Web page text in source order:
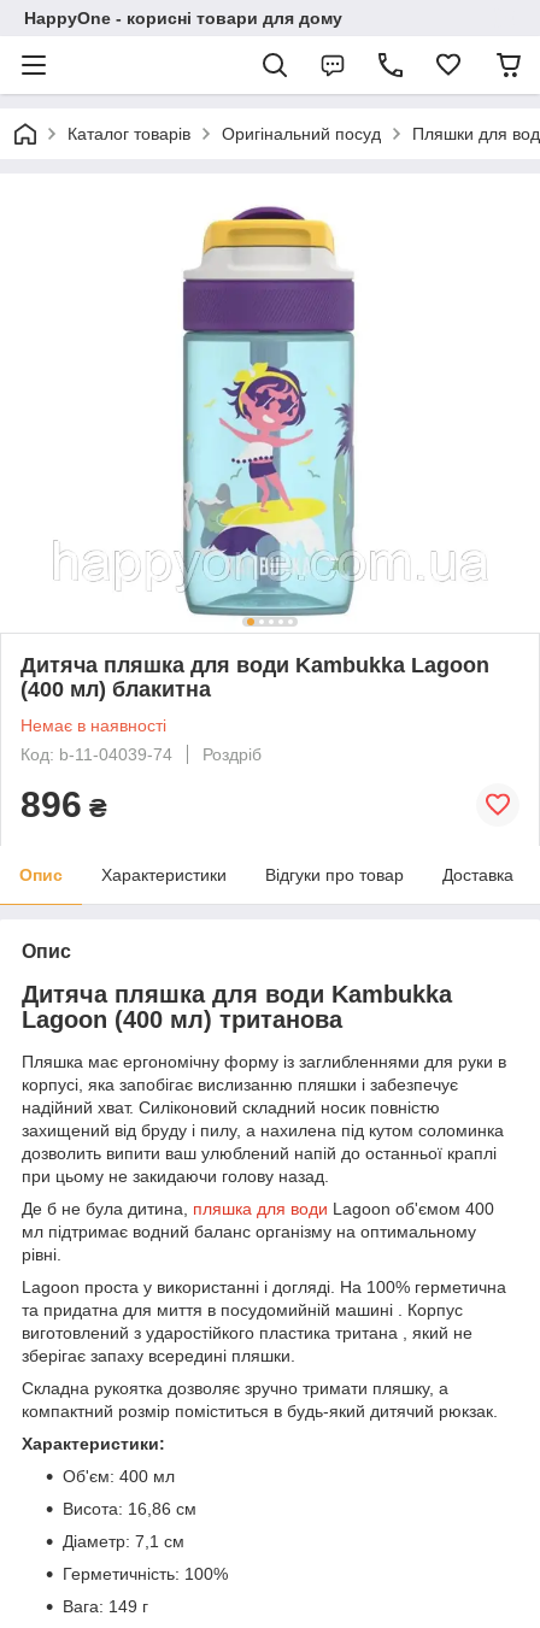
HappyOne - корисні товари для дому
Каталог товарів Оригінальний посуд Пляшки для
Дитяча пляшка для води Kambukka Lagoon
(400 мл) блакитна
Немає в наявності
Код: b-11-04039-74
Роздріб
896 ₴
Опис Характеристики Відгуки про товар Доставка
Опис
Дитяча пляшка для води Kambukka
Lagoon (400 мл) тританова
Пляшка має ергономічну форму із заглибленнями для руки в
корпусі, яка запобігає вислизанню пляшки і забезпечує
надійний хват. Силіконовий складний носик повністю
захищений від бруду і пилу, а нахилена під кутом соломинка
дозволить випити ваш улюблений напій до останньої краплі
при цьому не закидаючи голову назад.
Де б не була дитина, пляшка для води Lagoon об'ємом 400
мл підтримає водний баланс організму на оптимальному
рівні.
Lagoon проста у використанні і догляді. На 100% герметична
та придатна для миття в посудомийній машині . Корпус
виготовлений з ударостійкого пластика тритана , який не
зберігає запаху всередині пляшки.
Складна рукоятка дозволяє зручно тримати пляшку, а
компактний розмір поміститься в будь-який дитячий рюкзак.
Характеристики:
Об'єм: 400 мл
Висота: 16,86 см
Діаметр: 7,1 см
Герметичність: 100%
Вага: 149 г